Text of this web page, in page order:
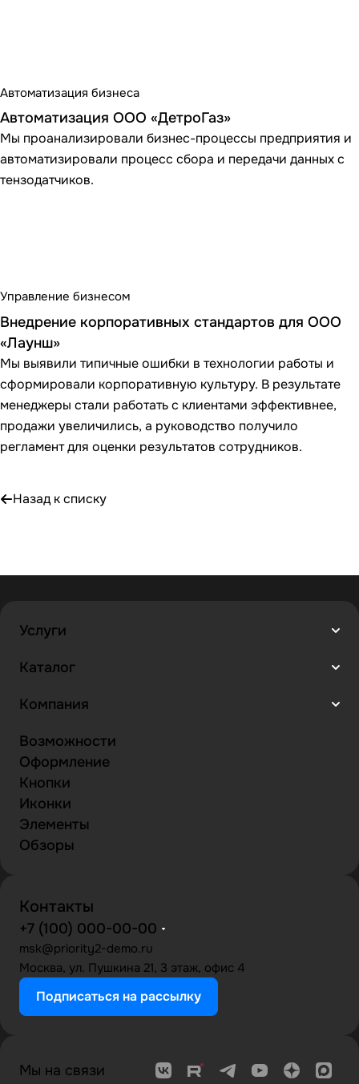
Автоматизация бизнеса
Автоматизация ООО «ДетроГаз»
Мы проанализировали бизнес-процессы предприятия и
автоматизировали процесс сбора и передачи данных с
тензодатчиков.
Управление бизнесом
Внедрение корпоративных стандартов для ООО
«Лаунш»
Мы выявили типичные ошибки в технологии работы и
сформировали корпоративную культуру. В результате
менеджеры стали работать с клиентами эффективнее,
продажи увеличились, а руководство получило
регламент для оценки результатов сотрудников.
Назад к списку
Услуги
Каталог
Компания
Возможности
Оформление
Кнопки
Иконки
Элементы
Обзоры
Контакты
+7 (100) 000-00-00
msk@priority2-demo.ru
Москва, ул. Пушкина 21, 3 этаж, офис 4
Подписаться на рассылку
Мы на связи